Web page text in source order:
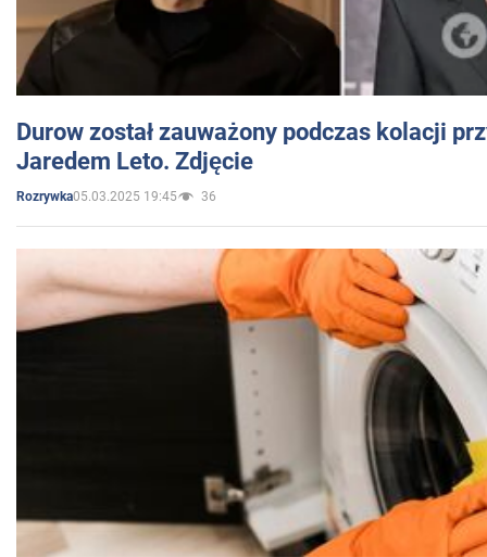
Durow został zauważony podczas kolacji
Jaredem Leto. Zdjęcie
Rozrywka05.03.2025 19:45 36